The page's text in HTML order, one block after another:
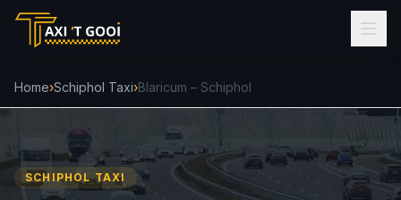
Home›Schiphol Taxi›Blaricum – Schiphol
SCHIPHOL TAXI